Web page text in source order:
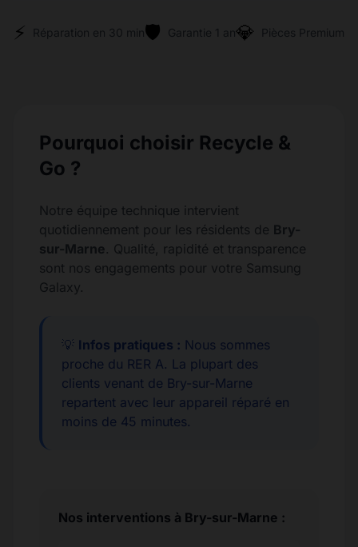
⚡ Réparation en 30 min🛡️ Garantie 1 an💎 Pièces Premium
Pourquoi choisir Recycle &
Go ?
Notre équipe technique intervient
quotidiennement pour les résidents de Bry-
sur-Marne. Qualité, rapidité et transparence
sont nos engagements pour votre Samsung
Galaxy.
💡 Infos pratiques : Nous sommes
proche du RER A. La plupart des
clients venant de Bry-sur-Marne
repartent avec leur appareil réparé en
moins de 45 minutes.
Nos interventions à Bry-sur-Marne :